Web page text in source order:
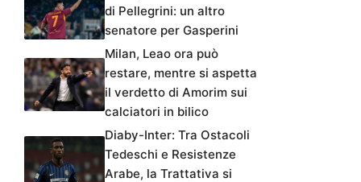
di Pellegrini: un altro
senatore per Gasperini
Milan, Leao ora può
restare, mentre si aspetta
il verdetto di Amorim sui
calciatori in bilico
Diaby-Inter: Tra Ostacoli
Tedeschi e Resistenze
Arabe, la Trattativa si